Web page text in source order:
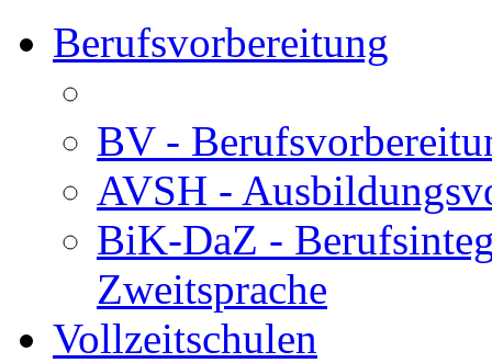
Berufsvorbereitung
BV -
AVSH -
BiK-DaZ -
Zweitsprache
Vollzeitschulen